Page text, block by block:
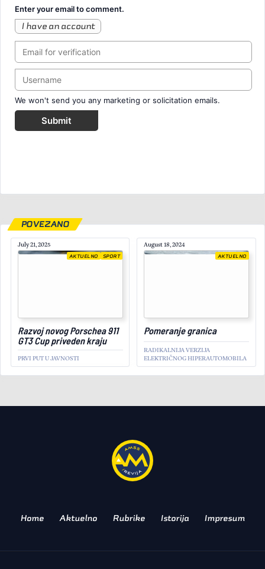
Enter your email to comment.
I have an account
We won't send you any marketing or solicitation emails.
Submit
POVEZANO
July 21, 2025
Razvoj novog Porschea 911
GT3 Cup priveden kraju
PRVI PUT U JAVNOSTI
AKTUELNO SPORT
August 18, 2024
Pomeranje granica
RADIKALNIJA VERZIJA
ELEKTRIČNOG HIPERAUTOMOBILA
AKTUELNO
TRX
Home Aktuelno Rubrike Istorija Impresum